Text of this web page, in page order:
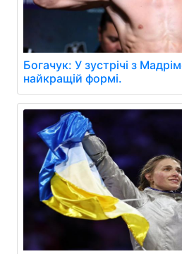
Богачук: У зустрічі з
найкращій формі.